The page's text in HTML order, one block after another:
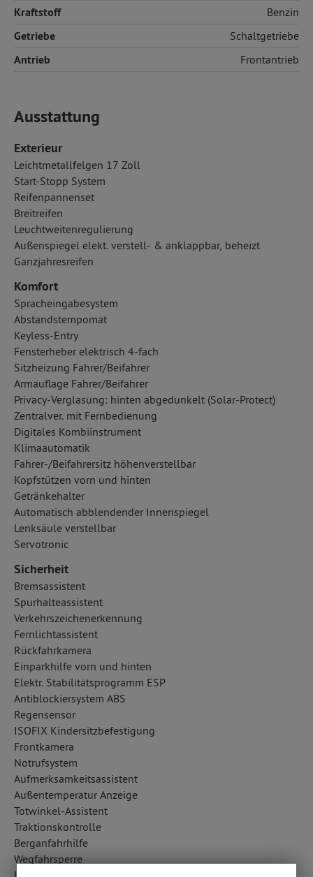
Kraftstoff Benzin
Getriebe Schaltgetriebe
Antrieb Frontantrieb
Ausstattung
Exterieur
Leichtmetallfelgen 17 Zoll
Start-Stopp System
Reifenpannenset
Breitreifen
Leuchtweitenregulierung
Außenspiegel elekt. verstell- & anklappbar, beheizt
Ganzjahresreifen
Komfort
Spracheingabesystem
Abstandstempomat
Keyless-Entry
Fensterheber elektrisch 4-fach
Sitzheizung Fahrer/Beifahrer
Armauflage Fahrer/Beifahrer
Privacy-Verglasung: hinten abgedunkelt (Solar-Protect)
Zentralver. mit Fernbedienung
Digitales Kombiinstrument
Klimaautomatik
Fahrer-/Beifahrersitz höhenverstellbar
Kopfstützen vorn und hinten
Getränkehalter
Automatisch abblendender Innenspiegel
Lenksäule verstellbar
Servotronic
Sicherheit
Bremsassistent
Spurhalteassistent
Verkehrszeichenerkennung
Fernlichtassistent
Rückfahrkamera
Einparkhilfe vorn und hinten
Elektr. Stabilitätsprogramm ESP
Antiblockiersystem ABS
Regensensor
ISOFIX Kindersitzbefestigung
Frontkamera
Notrufsystem
Aufmerksamkeitsassistent
Außentemperatur Anzeige
Totwinkel-Assistent
Traktionskontrolle
Berganfahrhilfe
Wegfahrsperre